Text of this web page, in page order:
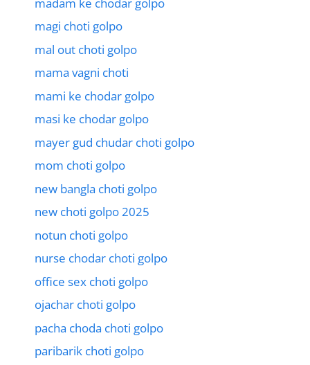
magi choti golpo
mal out choti golpo
mama vagni choti
mami ke chodar golpo
masi ke chodar golpo
mayer gud chudar choti golpo
mom choti golpo
new bangla choti golpo
new choti golpo 2025
notun choti golpo
nurse chodar choti golpo
office sex choti golpo
ojachar choti golpo
pacha choda choti golpo
paribarik choti golpo